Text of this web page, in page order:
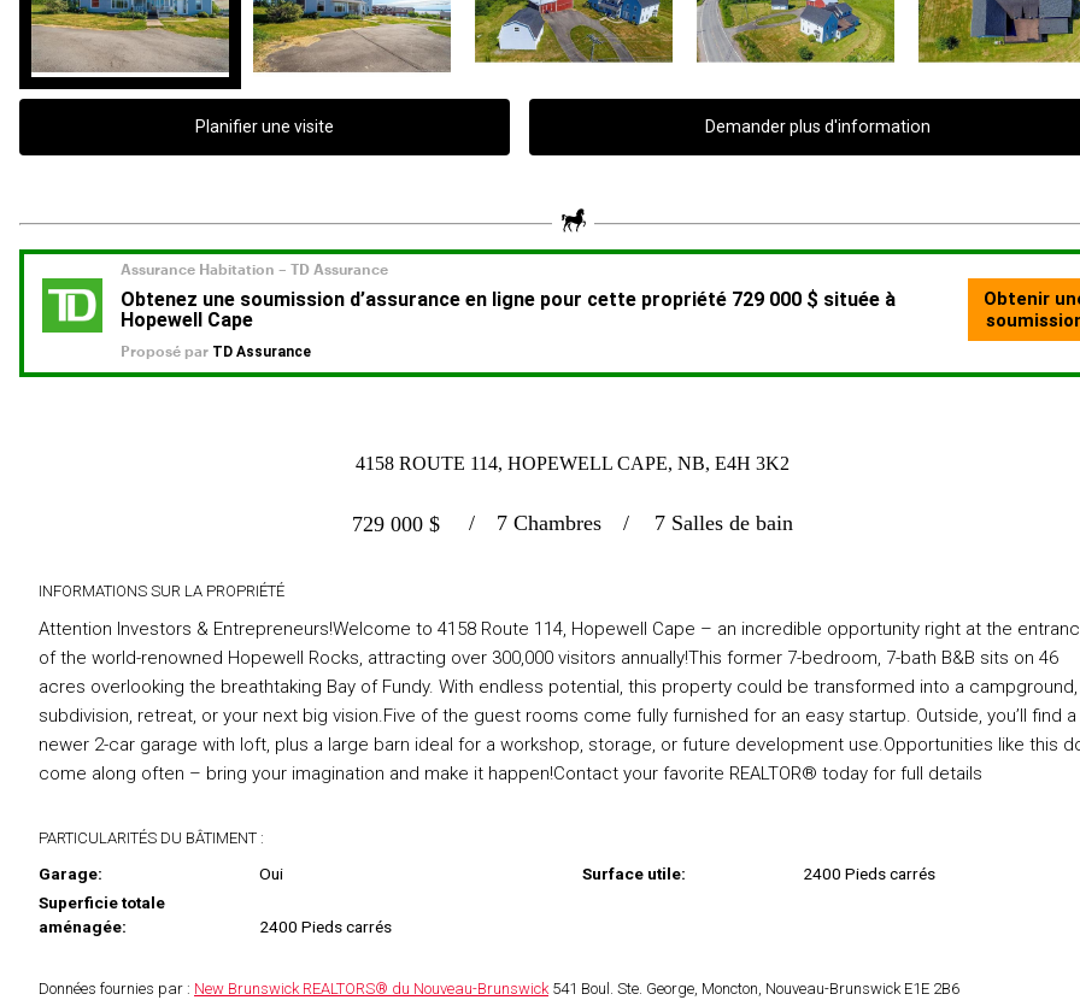
Planifier une visite Demander plus d'information
4158 ROUTE 114, HOPEWELL CAPE, NB, E4H 3K2
729 000$ 7 Chambres 7 Salles de bain
INFORMATIONS SUR LA PROPRIÉTÉ
Attention Investors & Entrepreneurs!Welcome to 4158 Route 114, Hopewell Cape – an incredible opportunity right at the
of the world-renowned Hopewell Rocks, attracting over 300,000 visitors annually!This former 7-bedroom, 7-bath B&B sits on 46
acres overlooking the breathtaking Bay of Fundy. With endless potential, this property could be transformed into a campground,
subdivision, retreat, or your next big vision.Five of the guest rooms come fully furnished for an easy startup. Outside, you’ll find a
newer 2-car garage with loft, plus a large barn ideal for a workshop, storage, or future development use.Opportunities like this
come along often – bring your imagination and make it happen!Contact your favorite REALTOR® today for full details
PARTICULARITÉS DU BÂTIMENT :
Garage:
Oui
Superficie totale
aménagée:
2400 Pieds carrés
Surface utile: 2400 Pieds carrés
Données fournies par : New Brunswick REALTORS® du Nouveau-Brunswick 541 Boul. Ste. George, Moncton, Nouveau-Brunswick E1E 2B6